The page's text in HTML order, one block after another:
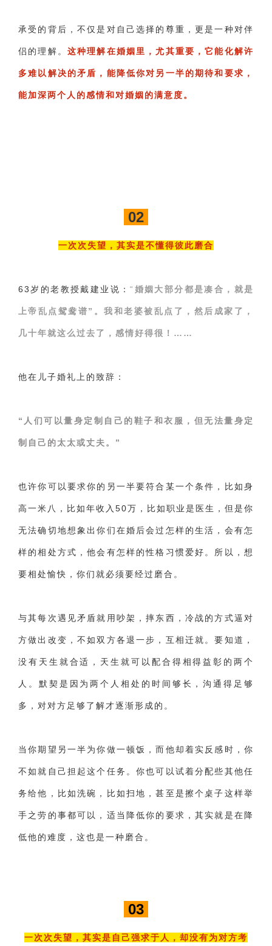
承受的背后，不仅是对自己选择的尊重，更是一种对伴
侣的理解。 这种理解在婚姻里，尤其重要，它能化解许
多难以解决的矛盾，能降低你对另一半的期待和要求，
能加深两个人的感情和对婚姻的满意度。
02
一次次失望，其实是不懂得彼此磨合
63岁的老教授戴建业说：“ 婚姻大部分都是凑合，就是
上帝乱点鸳鸯谱”。我和老婆被乱点了，然后成家了，
几十年就这么过去了，感情好得很！……
他在儿子婚礼上的致辞：
“人们可以量身定制自己的鞋子和衣服，但无法量身定
制自己的太太或丈夫。”
也许你可以要求你的另一半要符合某一个条件，比如身
高一米八，比如年收入50万，比如职业是医生，但是你
无法确切地想象出你们在婚后会过怎样的生活，会有怎
样的相处方式，他会有怎样的性格习惯爱好。所以，想
要相处愉快，你们就必须要经过磨合。
与其每次遇见矛盾就用吵架，摔东西，冷战的方式逼对
方做出改变，不如双方各退一步，互相迁就。要知道，
没有天生就合适，天生就可以配合得相得益彰的两个
人。默契是因为两个人相处的时间够长，沟通得足够
多，对对方足够了解才逐渐形成的。
当你期望另一半为你做一顿饭，而他却着实反感时，你
不如就自己担起这个任务。你也可以试着分配些其他任
务给他，比如洗碗，比如扫地，甚至是擦个桌子这样举
手之劳的事都可以，适当降低你的要求，其实就是在降
低他的难度，这也是一种磨合。
03
一次次失望，其实是自己强求于人，却没有为对方考